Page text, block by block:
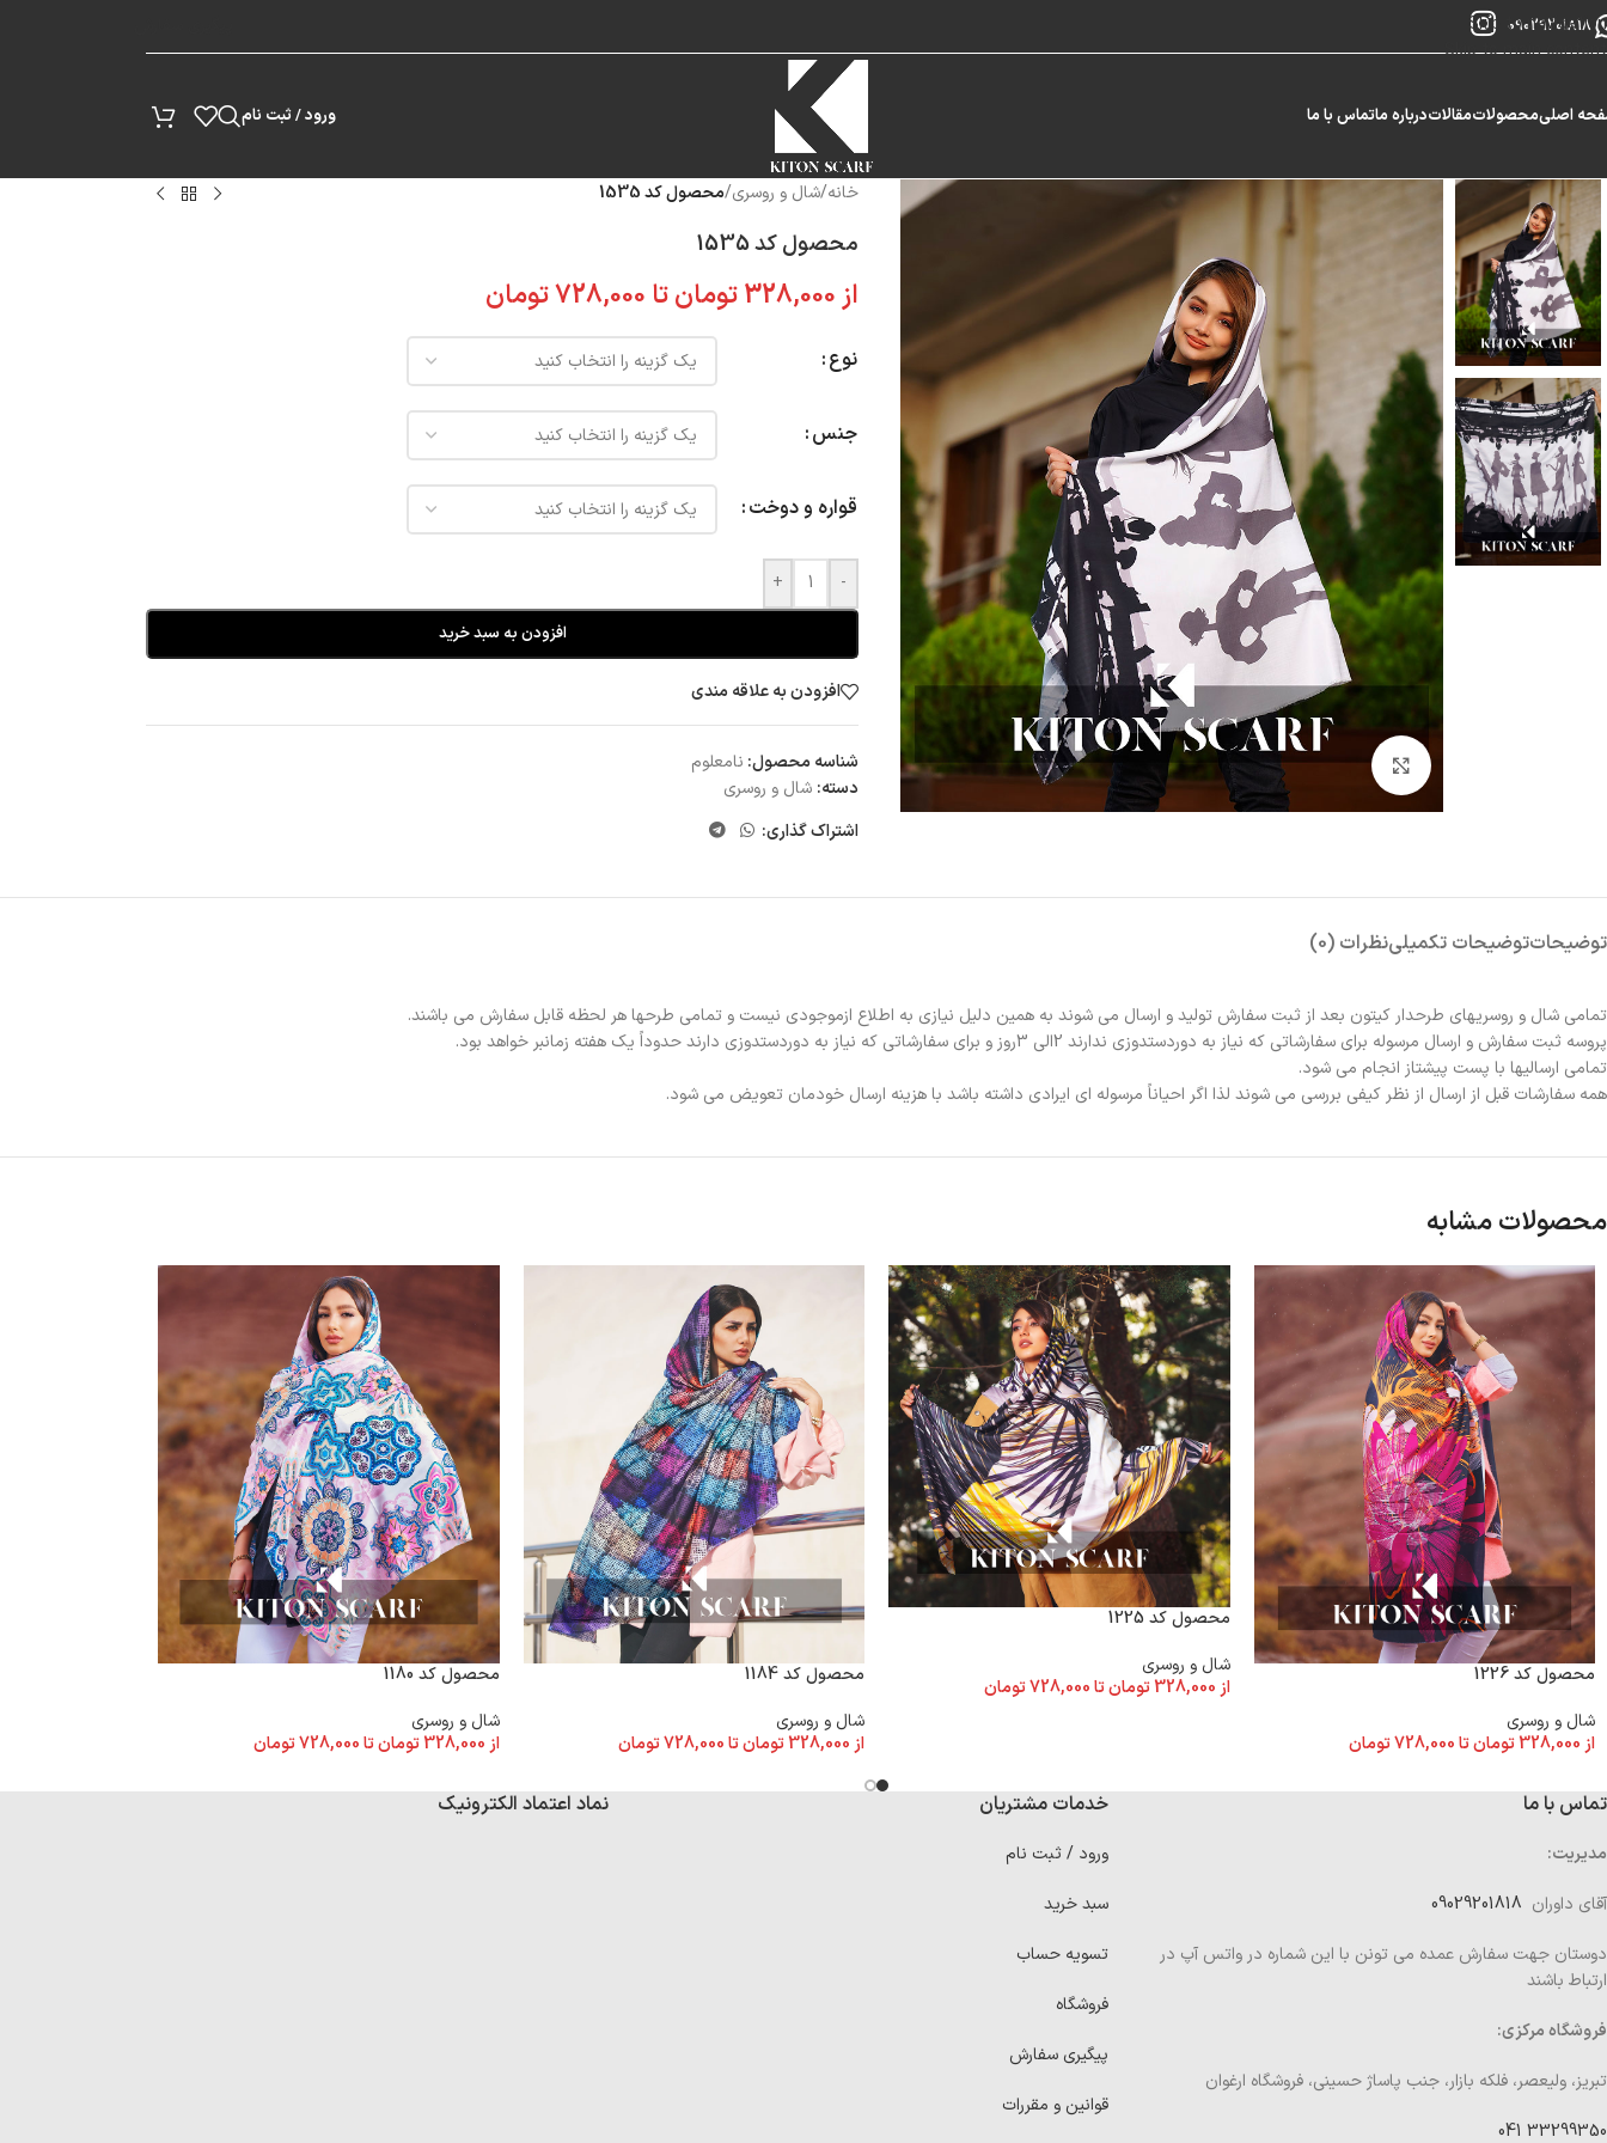
Skip to navigation
Skip to main content
09029201818
اصلیمحصولاتمقالاتدرباره ماتماس با ما ورود / ثبت نام
بزرگنمایی تصویر
خانه/شال و روسری/محصول کد 1535
محصول کد 1535
از328,000تومانتا 728,000تومان
نوع
جنس
قواره و دوخت
-
+
افزودن به سبد خرید
افزودن به علاقه مندی
شناسه محصول: نامعلوم
دسته: شال و روسری
اشتراک گذاری:
توضیحاتتوضیحات تکمیلینظرات (0)
تمامی شال و روسریهای طرحدار کیتون بعد از ثبت سفارش تولید و ارسال می شوند به همین دلیل نیازی به اطلاع ازموجودی نیست و تمامی طرحها هر لحظه قابل سفارش می باشند.
پروسه ثبت سفارش و ارسال مرسوله برای سفارشاتی که نیاز به دوردستدوزی ندارند 2الی 3روز و برای سفارشاتی که نیاز به دوردستدوزی دارند حدوداً یک هفته زمانبر خواهد بود.
تمامی ارسالیها با پست پیشتاز انجام می شود.
همه سفارشات قبل از ارسال از نظر کیفی بررسی می شوند لذا اگر احیاناً مرسوله ای ایرادی داشته باشد با هزینه ارسال خودمان تعویض می شود.
محصولات مشابه
محصول کد 1226
شال و روسری
از 328,000تومانتا728,000تومان
محصول کد 1225
شال و روسری
از 328,000 تومانتا728,000تومان
محصول کد 1184
شال و روسری
از 328,000تومانتا728,000تومان
محصول کد 1180
شال و روسری
از 328,000 تومانتا728,000تومان
تماس با ما
مدیریت:
آقای داوران
دوستان جهت سفارش عمده می تونن با این شماره در واتس آپ در
ارتباط باشند
فروشگاه مرکزی:
تبریز، ولیعصر، فلکه بازار، جنب پاساژ حسینی، فروشگاه ارغوان
33299350 041
خدمات مشتریان
ورود / ثبت نام
سبد خرید
تسویه حساب
فروشگاه
پیگیری سفارش
قوانین و مقررات
نماد اعتماد الکترونیک